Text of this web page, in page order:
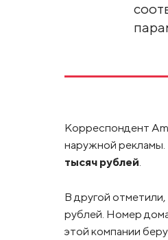
Корреспондент
наружной рекламы.
тысяч рублей
В другой
рублей. Номер
этой компании